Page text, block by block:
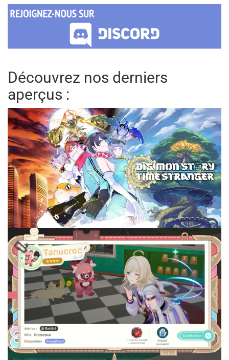
Découvrez nos derniers
aperçus :